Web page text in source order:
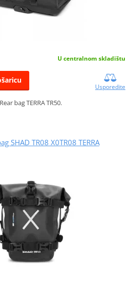
U centralnom skladištu
Usporedite
Rear bag TERRA TR50.
SHAD TR08 X0TR08 TERRA